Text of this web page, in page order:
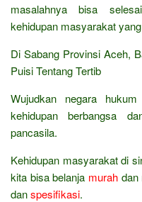
masalahnya bisa
kehidupan masyarakat
Di Sabang Provinsi Aceh,
Puisi Tentang Tertib
Wujudkan negara
kehidupan berbangsa
pancasila.
Kehidupan masyarakat di
kita bisa belanja murahdan
danspesifikasi.